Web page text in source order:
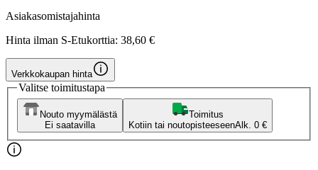
Asiakasomistajahinta
Hinta ilman S-Etukorttia: 38,60 €
Verkkokaupan hinta
Valitse toimitustapa
Nouto myymälästä
Ei saatavilla
Toimitus
Kotiin tai noutopisteeseenAlk. 0 €